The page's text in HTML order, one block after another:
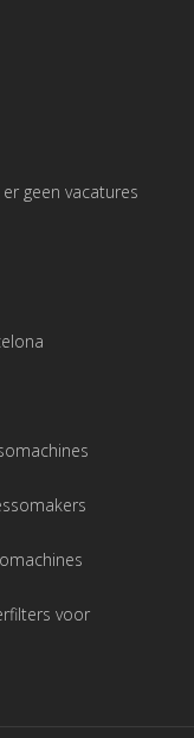
geen vacatures
voor